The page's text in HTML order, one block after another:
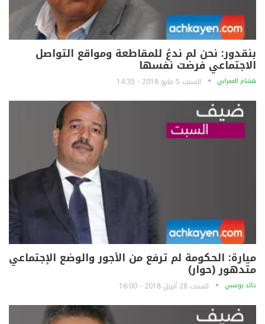
بنقدور: نحن لم ندعُ للمقاطعة ومواقع التواصل
الاجتماعي فرضت نفسها
هشام العمراني السبت 5 مايو 2018 - 14:35
ميارة: الحكومة لم ترفع من الأجور والوضع الإجتماعي
متدهور (حوار)
خالد يونسي السبت 28 أبريل 2018 - 16:00